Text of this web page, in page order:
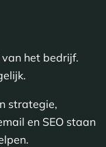
van het bedrijf.
strategie,
en SEO staan